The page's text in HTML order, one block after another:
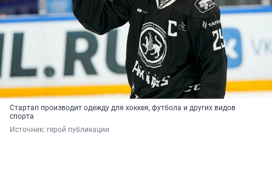
Стартап производит одежду для хоккея, футбола и других видов
спорта
Источник: герой публикации